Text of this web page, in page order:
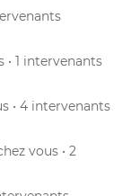
• 1 intervenants
• 4 intervenants
vous • 2